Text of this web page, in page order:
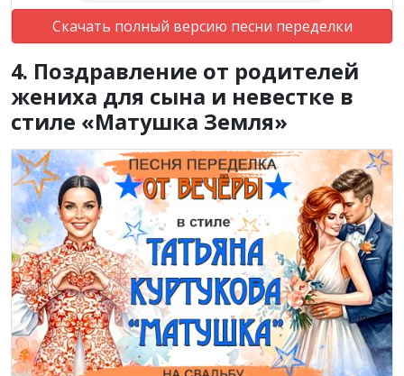
Скачать полный версию песни переделки
4. Поздравление от родителей
жениха для сына и невестке в
стиле «Матушка Земля»